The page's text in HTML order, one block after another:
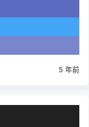
5 年前